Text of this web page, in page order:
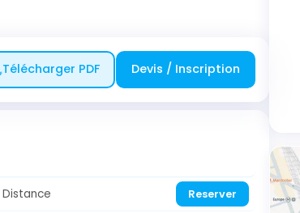
Télécharger PDF Devis / Inscription
Reserver